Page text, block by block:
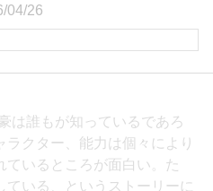
04/26
は誰もが知っているであろ
ラクター、能力は個々により
ているところが面白い。た
ている、というストーリーに